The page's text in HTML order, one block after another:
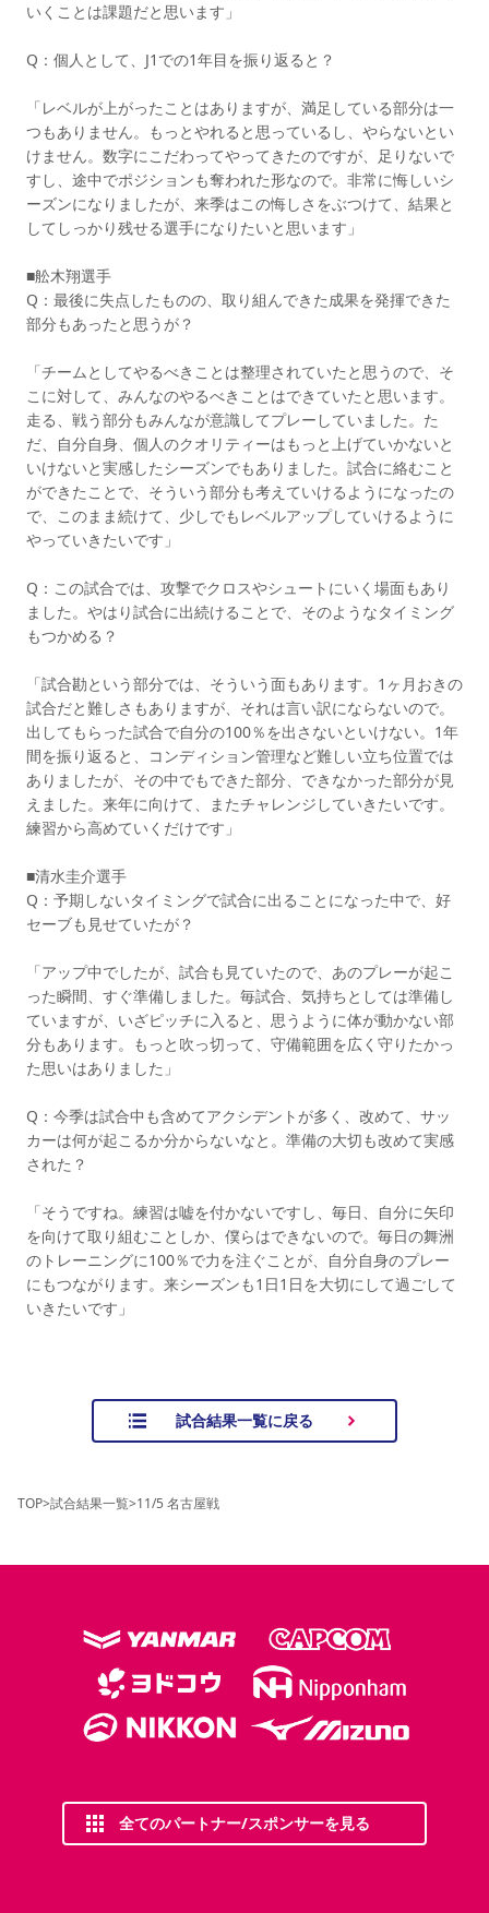
いくことは課題だと思います」
Q：個人として、J1での1年目を振り返ると？
「レベルが上がったことはありますが、満足している部分は一
つもありません。もっとやれると思っているし、やらないとい
けません。数字にこだわってやってきたのですが、足りないで
すし、途中でポジションも奪われた形なので。非常に悔しいシ
ーズンになりましたが、来季はこの悔しさをぶつけて、結果と
してしっかり残せる選手になりたいと思います」
■舩木翔選手
Q：最後に失点したものの、取り組んできた成果を発揮できた
部分もあったと思うが？
「チームとしてやるべきことは整理されていたと思うので、そ
こに対して、みんなのやるべきことはできていたと思います。
走る、戦う部分もみんなが意識してプレーしていました。た
だ、自分自身、個人のクオリティーはもっと上げていかないと
いけないと実感したシーズンでもありました。試合に絡むこと
ができたことで、そういう部分も考えていけるようになったの
で、このまま続けて、少しでもレベルアップしていけるように
やっていきたいです」
Q：この試合では、攻撃でクロスやシュートにいく場面もあり
ました。やはり試合に出続けることで、そのようなタイミング
もつかめる？
「試合勘という部分では、そういう面もあります。1ヶ月おきの
試合だと難しさもありますが、それは言い訳にならないので。
出してもらった試合で自分の100％を出さないといけない。1年
間を振り返ると、コンディション管理など難しい立ち位置では
ありましたが、その中でもできた部分、できなかった部分が見
えました。来年に向けて、またチャレンジしていきたいです。
練習から高めていくだけです」
■清水圭介選手
Q：予期しないタイミングで試合に出ることになった中で、好
セーブも見せていたが？
「アップ中でしたが、試合も見ていたので、あのプレーが起こ
った瞬間、すぐ準備しました。毎試合、気持ちとしては準備し
ていますが、いざピッチに入ると、思うように体が動かない部
分もあります。もっと吹っ切って、守備範囲を広く守りたかっ
た思いはありました」
Q：今季は試合中も含めてアクシデントが多く、改めて、サッ
カーは何が起こるか分からないなと。準備の大切も改めて実感
された？
「そうですね。練習は嘘を付かないですし、毎日、自分に矢印
を向けて取り組むことしか、僕らはできないので。毎日の舞洲
のトレーニングに100％で力を注ぐことが、自分自身のプレー
にもつながります。来シーズンも1日1日を大切にして過ごして
いきたいです」
試合結果一覧に戻る
TOP>試合結果一覧>11/5 名古屋戦
全てのパートナー/スポンサーを見る